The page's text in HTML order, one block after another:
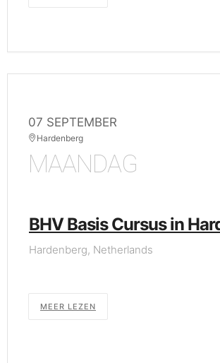
07 SEPTEMBER
Hardenberg
MAANDAG
BHV Basis Cursus in
Hardenberg, Netherlands
MEER LEZEN